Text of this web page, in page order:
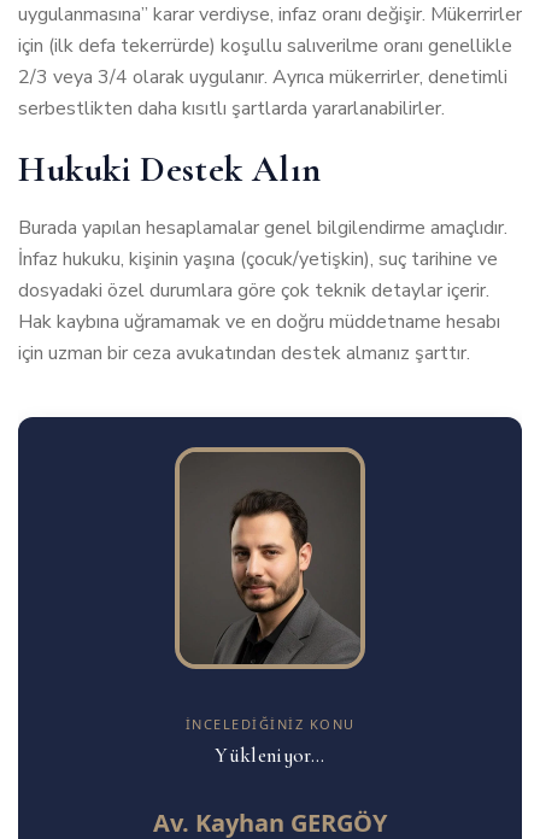
uygulanmasına” karar verdiyse, infaz oranı değişir. Mükerrirler
için (ilk defa tekerrürde) koşullu salıverilme oranı genellikle
2/3 veya 3/4 olarak uygulanır. Ayrıca mükerrirler, denetimli
serbestlikten daha kısıtlı şartlarda yararlanabilirler.
Hukuki Destek Alın
Burada yapılan hesaplamalar genel bilgilendirme amaçlıdır.
İnfaz hukuku, kişinin yaşına (çocuk/yetişkin), suç tarihine ve
dosyadaki özel durumlara göre çok teknik detaylar içerir.
Hak kaybına uğramamak ve en doğru müddetname hesabı
için uzman bir ceza avukatından destek almanız şarttır.
İNCELEDIĞINIZ KONU
Yükleniyor...
Av. Kayhan GERGÖY